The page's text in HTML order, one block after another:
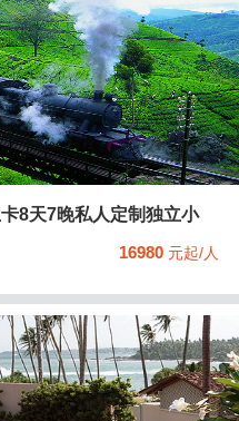
8天7晚私人定制独立小
16980 元起/人